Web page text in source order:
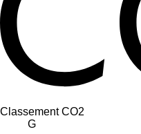
Classement CO2
G